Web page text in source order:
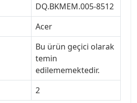
DQ.BKMEM.005-8512
Acer
Bu ürün geçici olarak
temin
edilememektedir.
2